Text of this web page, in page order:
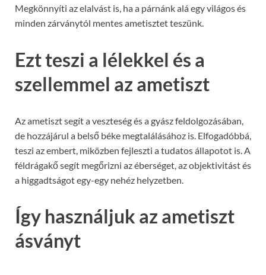
Megkönnyíti az elalvást is, ha a párnánk alá egy világos és
minden zárványtól mentes ametisztet teszünk.
Ezt teszi a lélekkel és a
szellemmel az ametiszt
Az ametiszt segít a veszteség és a gyász feldolgozásában,
de hozzájárul a belső béke megtalálásához is. Elfogadóbbá,
teszi az embert, miközben fejleszti a tudatos állapotot is. A
féldrágakő segít megőrizni az éberséget, az objektivitást és
a higgadtságot egy-egy nehéz helyzetben.
Így használjuk az ametiszt
ásványt